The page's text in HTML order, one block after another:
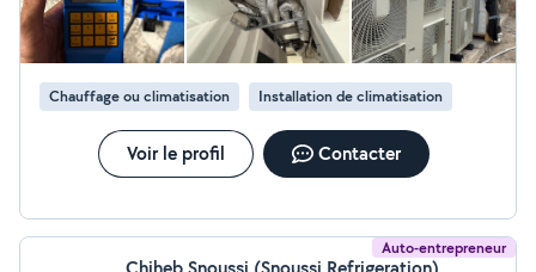
Chauffage ou climatisation Installation de climatisation
Voir le profil Contacter
Auto-entrepreneur